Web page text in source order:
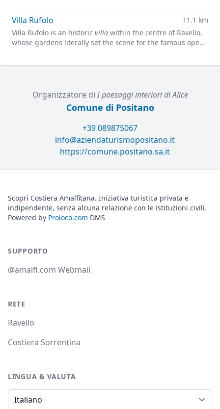
Villa Rufolo
11.1 km
Villa Rufolo is an historic villa within the centre of Ravello,
whose gardens literally set the scene for the famous open-
Organizzatore diI paesaggi interiori di Alice
Comune di Positano
+39 089875067
info@aziendaturismopositano.it
https://comune.positano.sa.it
Scopri Costiera Amalfitana. Iniziativa turistica privata e
indipendente, senza alcuna relazione con le istituzioni civili.
Powered by Proloco.com DMS
SUPPORTO
@amalfi.com Webmail
RETE
Ravello
Costiera Sorrentina
LINGUA & VALUTA
Lingua